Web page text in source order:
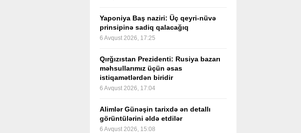
Yaponiya Baş naziri: Üç qeyri-nüvə
prinsipinə sadiq qalacağıq
6 Avqust 2026, 17:25
Qırğızıstan Prezidenti: Rusiya bazarı
məhsullarımız üçün əsas
istiqamətlərdən biridir
6 Avqust 2026, 17:04
Alimlər Günəşin tarixdə ən detallı
görüntülərini əldə etdilər
6 Avqust 2026, 15:08